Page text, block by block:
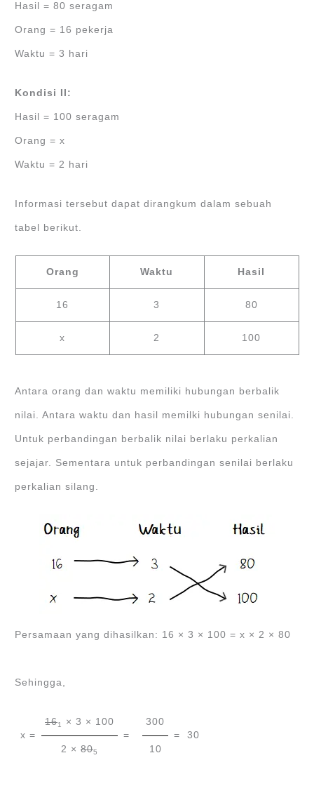
Hasil = 80 seragam
Orang = 16 pekerja
Waktu = 3 hari
Kondisi II:
Hasil = 100 seragam
Orang = x
Waktu = 2 hari
Informasi tersebut dapat dirangkum dalam sebuah
tabel berikut.
Orang Waktu Hasil
16 3 80
x 2 100
Antara orang dan waktu memiliki hubungan berbalik
nilai. Antara waktu dan hasil memilki hubungan senilai.
Untuk perbandingan berbalik nilai berlaku perkalian
sejajar. Sementara untuk perbandingan senilai berlaku
perkalian silang.
Persamaan yang dihasilkan: 16 × 3 × 100 = x × 2 × 80
Sehingga,
x =
161 × 3 × 100
2 ×805
=
300
10
= 30